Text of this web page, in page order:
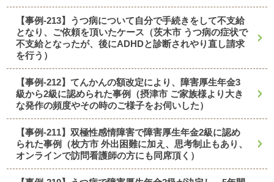
【事例-213】うつ病について自分で手続きをして不支給
となり、ご依頼を頂いたケース（茨木市 うつ病の症状で
不支給となったが、後にADHDと診断されやり直し請求
を行う）
【事例-212】てんかんの額改定により、障害厚生年金3
級から2級に認められた事例（摂津市 ご家族様より大き
な発作の頻度やその時のご様子をお伺いした）
【事例-211】双極性感情障害で障害厚生年金2級に認め
られた事例（枚方市 外出困難に加え、思考制止もあり、
オンラインで訪問看護師の方にも同席頂く）